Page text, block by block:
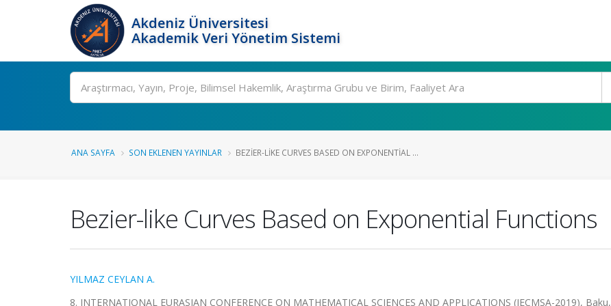
Akdeniz Üniversitesi
Akademik Veri Yönetim Sistemi
Ara
ANA SAYFA SON EKLENEN YAYINLAR BEZIER-LIKE CURVES BASED ON EXPONENTIAL ...
Bezier-like Curves Based on Exponential Functions
YILMAZ CEYLAN A.
8. INTERNATIONAL EURASIAN CONFERENCE ON MATHEMATICAL SCIENCES AND APPLICATIONS (IECMSA-2019), Baku,